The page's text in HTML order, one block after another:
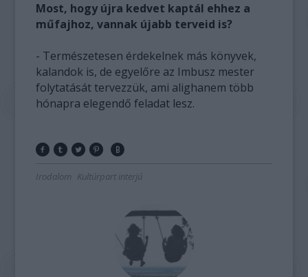
Most, hogy újra kedvet kaptál ehhez a
műfajhoz, vannak újabb terveid is?
- Természetesen érdekelnek más könyvek,
kalandok is, de egyelőre az Imbusz mester
folytatását tervezzük, ami alighanem több
hónapra elegendő feladat lesz.
Irodalom Kultúrpart interjú